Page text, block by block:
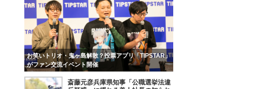
お笑いトリオ・鬼ヶ島解散？投票アプリ「TIPSTAR」
がファン交流イベント開催
斎藤元彦兵庫県知事「公職選挙法違